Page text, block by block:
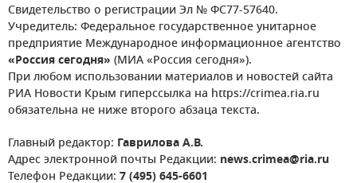
Свидетельство о регистрации Эл № ФС77-57640.
Учредитель: Федеральное государственное унитарное
предприятие Международное информационное агентство
«Россия сегодня» (МИА «Россия сегодня»).
При любом использовании материалов и новостей сайта
РИА Новости Крым гиперссылка на https://crimea.ria.ru
обязательна не ниже второго абзаца текста.
Главный редактор: Гаврилова А.В.
Адрес электронной почты Редакции: news.crimea@ria.ru
Телефон Редакции: 7 (495) 645-6601